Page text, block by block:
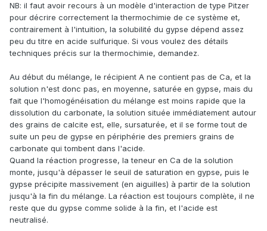
NB: il faut avoir recours à un modèle d'interaction de type Pitzer
pour décrire correctement la thermochimie de ce système et,
contrairement à l'intuition, la solubilité du gypse dépend assez
peu du titre en acide sulfurique. Si vous voulez des détails
techniques précis sur la thermochimie, demandez.
Au début du mélange, le récipient A ne contient pas de Ca, et la
solution n'est donc pas, en moyenne, saturée en gypse, mais du
fait que l'homogénéisation du mélange est moins rapide que la
dissolution du carbonate, la solution située immédiatement autour
des grains de calcite est, elle, sursaturée, et il se forme tout de
suite un peu de gypse en périphérie des premiers grains de
carbonate qui tombent dans l'acide.
Quand la réaction progresse, la teneur en Ca de la solution
monte, jusqu'à dépasser le seuil de saturation en gypse, puis le
gypse précipite massivement (en aiguilles) à partir de la solution
jusqu'à la fin du mélange. La réaction est toujours complète, il ne
reste que du gypse comme solide à la fin, et l'acide est
neutralisé.